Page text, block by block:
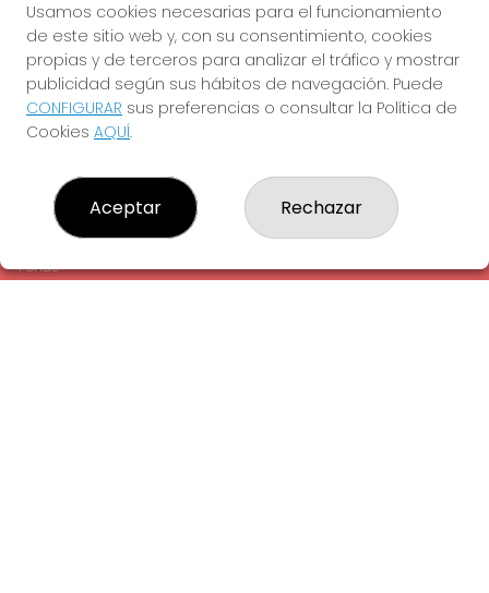
Imagen anterior
EL DRAC VERMELL DE LA SORT
¿Quiénes somos?
Comprar lotería
Contacto
Empresas
Peñas
Usamos cookies necesarias para el funcionamiento
de este sitio web y, con su consentimiento, cookies
propias y de terceros para analizar el tráfico y mostrar
publicidad según sus hábitos de navegación. Puede
CONFIGURAR sus preferencias o consultar la Política de
Cookies AQUÍ.
Aceptar Rechazar